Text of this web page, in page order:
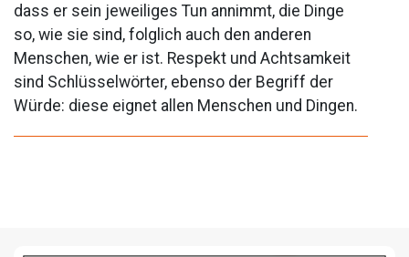
dass er sein jeweiliges Tun annimmt, die Dinge
so, wie sie sind, folglich auch den anderen
Menschen, wie er ist. Respekt und Achtsamkeit
sind Schlüsselwörter, ebenso der Begriff der
Würde: diese eignet allen Menschen und Dingen.